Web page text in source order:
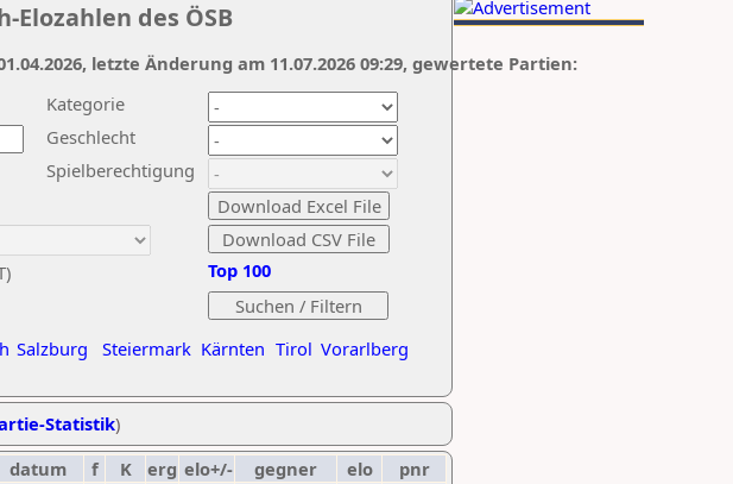
des ÖSB
Kategorie
Geschlecht
Spielberechtigung
Salzburg Steiermark Kärnten Tirol Vorarlberg
Top 100
letzte Änderung am 11.07.2026 09:29, gewertete Partien:
Statistik)
datum f K erg elo+/- gegner elo
pnr